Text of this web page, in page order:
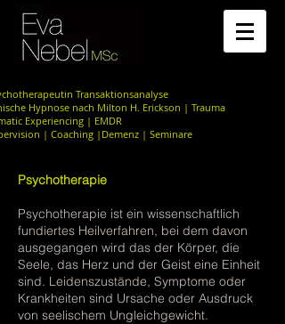
Transaktionsanalyse
Hypnose nach Milton H. Erickson | Trauma
Experiencing | EMDR
| Coaching |Demenz | Seminare
Psychotherapie
Psychotherapie ist ein wissenschaftlich
fundiertes Heilverfahren, bei dem davon
ausgegangen wird das der Körper, die
Seele, das Herz und der Geist eine Einheit
sind. Leidenszustände, Symptome oder
Krankheiten sind Ursache oder Ausdruck
von seelischem Ungleichgewicht.